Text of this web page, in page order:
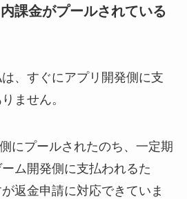
課金がプールされている
、すぐにアプリ開発側に支
ません。
にプールされたのち、一定期
ム開発側に支払われるた
返金申請に対応できていま